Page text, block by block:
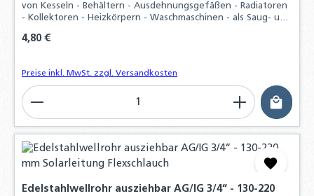
von Kesseln - Behältern - Ausdehnungsgefäßen - Radiatoren
- Kollektoren - Heizkörpern - Waschmaschinen - als Saug- und
Materialaufwand und der präzisen
Regulärer Preis:
4,80 €
Preise inkl. MwSt. zzgl. Versandkosten
Produkt Anzahl: Gib den gewünschten Wert
Edelstahlwellrohr ausziehbar AG/IG 3/4“ - 130-220